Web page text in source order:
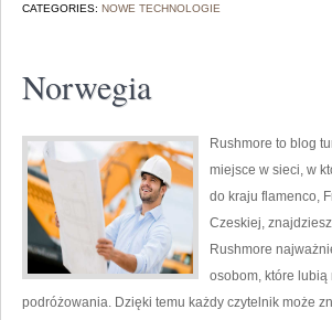
CATEGORIES: NOWE TECHNOLOGIE
Norwegia
Rushmore to blog
miejsce w sieci, w
do kraju flamenco,
Czeskiej,
Rushmore
osobom, które lubią
podróżowania. Dzięki temu każdy czytelnik może